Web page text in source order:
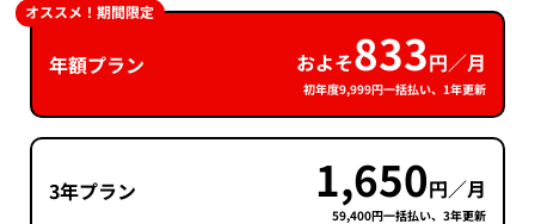
年額プラン およそ833円／月
初年度9,999円一括払い、1年更新
オススメ！期間限定
3年プラン 1,650円／月
59,400円一括払い、3年更新